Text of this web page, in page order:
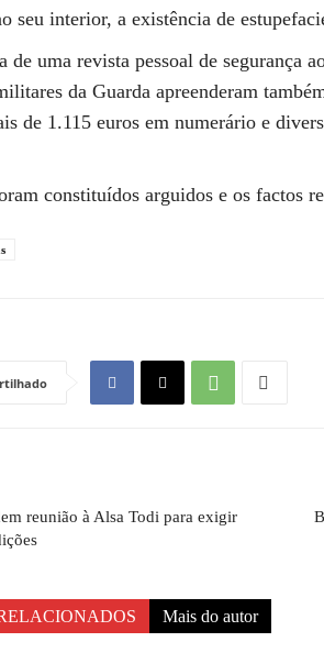
seu interior, a existência de
de uma revista pessoal de segurança
da Guarda apreenderam
de 1.115 euros em numerário e
constituídos arguidos e os factos
reunião à Alsa Todi para exigir
Mais do autor